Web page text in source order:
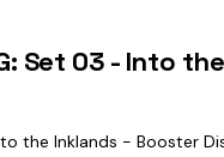
Set 03 - Into
the Inklands - Booster